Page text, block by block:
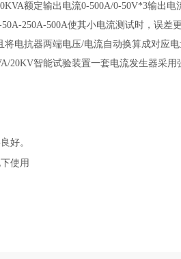
额定输出电流0-500A/0-50V*3输出
250A-500A使其小电流测试时，误差
电抗器两端电压/电流自动换算成对应
20KV智能试验装置一套电流发生器采
好。
使用